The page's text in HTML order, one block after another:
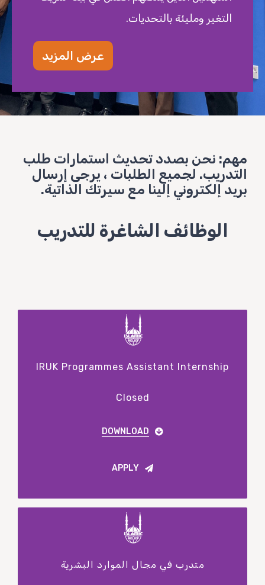
التغير ومليئة بالتحديات.
عرض المزيد
مهم: نحن بصدد تحديث استمارات طلب
التدريب. لجميع الطلبات ، يرجى إرسال
بريد إلكتروني إلينا مع سيرتك الذاتية.
الوظائف الشاغرة للتدريب
IRUK Programmes Assistant Internship
Closed
DOWNLOAD
APPLY
متدرب في مجال الموارد البشرية